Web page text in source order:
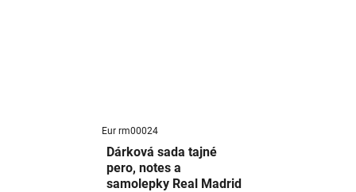
Eur rm00024
Dárková sada tajné
pero, notes a
samolepky Real Madrid